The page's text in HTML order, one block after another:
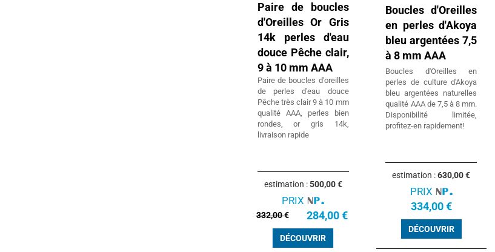
Paire de boucles
d'Oreilles Or Gris
14k perles d'eau
douce Pêche clair,
9 à 10 mm AAA
Paire de boucles d'oreilles
de perles d'eau douce
Pêche très clair 9 à 10 mm
qualité AAA, perles bien
rondes, or gris 14k,
livraison rapide
estimation :500,00 €
PRIX
332,00 € 284,00 €
DÉCOUVRIR
Boucles d'Oreilles
en perles d'Akoya
bleu argentées 7,5
à 8 mm AAA
Boucles d'Oreilles en
perles de culture d'Akoya
bleu argentées naturelles
qualité AAA de 7,5 à 8 mm.
Disponibilité limitée,
profitez-en rapidement!
estimation :630,00 €
PRIX
334,00 €
DÉCOUVRIR